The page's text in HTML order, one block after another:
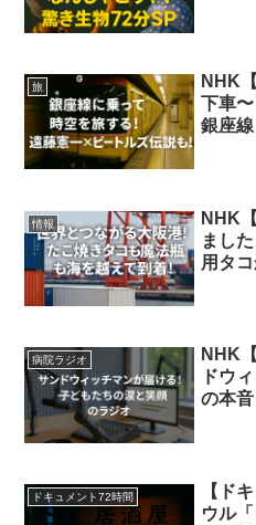
旅
NHK
下車
銀座線
情報
NHK
まし
用タ
病院ラジオ
NHK
ドウ
の本
ドキュメント72時間
【ド
ウル